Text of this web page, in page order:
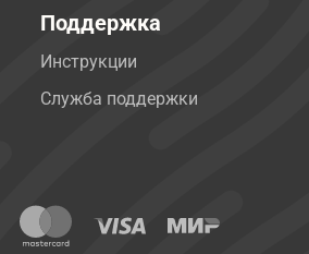
Поддержка
Инструкции
Служба поддержки